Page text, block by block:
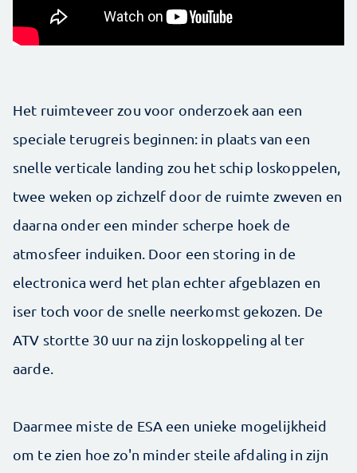
Het ruimteveer zou voor onderzoek aan een
speciale terugreis beginnen: in plaats van een
snelle verticale landing zou het schip loskoppelen,
twee weken op zichzelf door de ruimte zweven en
daarna onder een minder scherpe hoek de
atmosfeer induiken. Door een storing in de
electronica werd het plan echter afgeblazen en
iser toch voor de snelle neerkomst gekozen. De
ATV stortte 30 uur na zijn loskoppeling al ter
aarde.
Daarmee miste de ESA een unieke mogelijkheid
om te zien hoe zo'n minder steile afdaling in zijn